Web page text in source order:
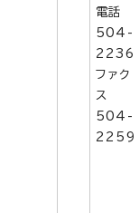
電話
504-
2236
ファク
ス
504-
2259